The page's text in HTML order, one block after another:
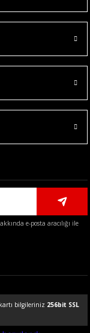
e-posta aracılığı ile
bilgileriniz 256bit SSL